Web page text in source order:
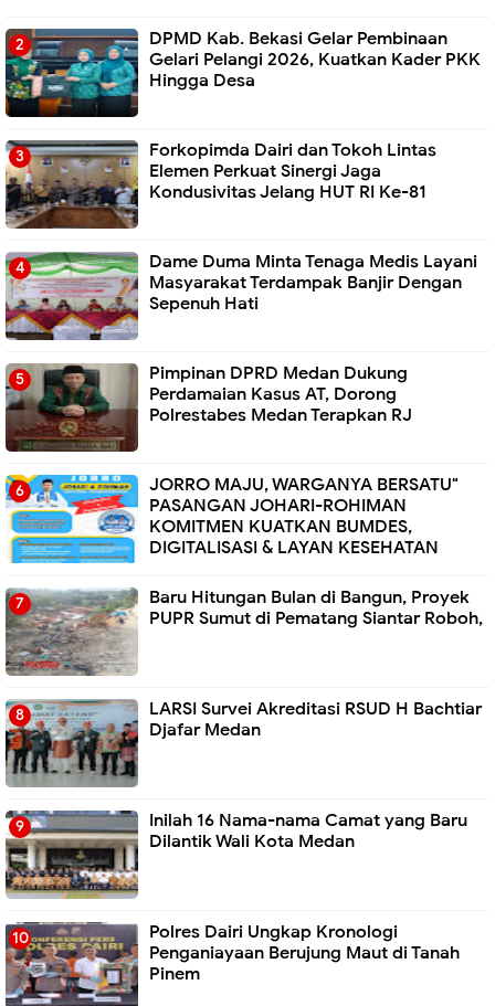
DPMD Kab. Bekasi Gelar Pembinaan
Gelari Pelangi 2026, Kuatkan Kader PKK
Hingga Desa
Forkopimda Dairi dan Tokoh Lintas
Elemen Perkuat Sinergi Jaga
Kondusivitas Jelang HUT RI Ke-81
Dame Duma Minta Tenaga Medis Layani
Masyarakat Terdampak Banjir Dengan
Sepenuh Hati
Pimpinan DPRD Medan Dukung
Perdamaian Kasus AT, Dorong
Polrestabes Medan Terapkan RJ
JORRO MAJU, WARGANYA BERSATU"
PASANGAN JOHARI-ROHIMAN
KOMITMEN KUATKAN BUMDES,
DIGITALISASI & LAYAN KESEHATAN
Baru Hitungan Bulan di Bangun, Proyek
PUPR Sumut di Pematang Siantar Roboh,
LARSI Survei Akreditasi RSUD H Bachtiar
Djafar Medan
Inilah 16 Nama-nama Camat yang Baru
Dilantik Wali Kota Medan
Polres Dairi Ungkap Kronologi
Penganiayaan Berujung Maut di Tanah
Pinem